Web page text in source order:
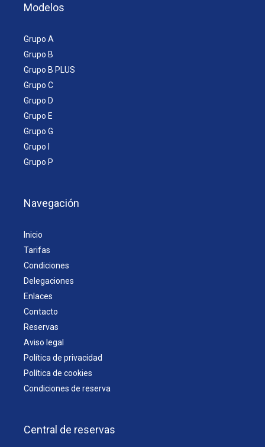
Modelos
Grupo A
Grupo B
Grupo B PLUS
Grupo C
Grupo D
Grupo E
Grupo G
Grupo I
Grupo P
Navegación
Inicio
Tarifas
Condiciones
Delegaciones
Enlaces
Contacto
Reservas
Aviso legal
Política de privacidad
Política de cookies
Condiciones de reserva
Central de reservas